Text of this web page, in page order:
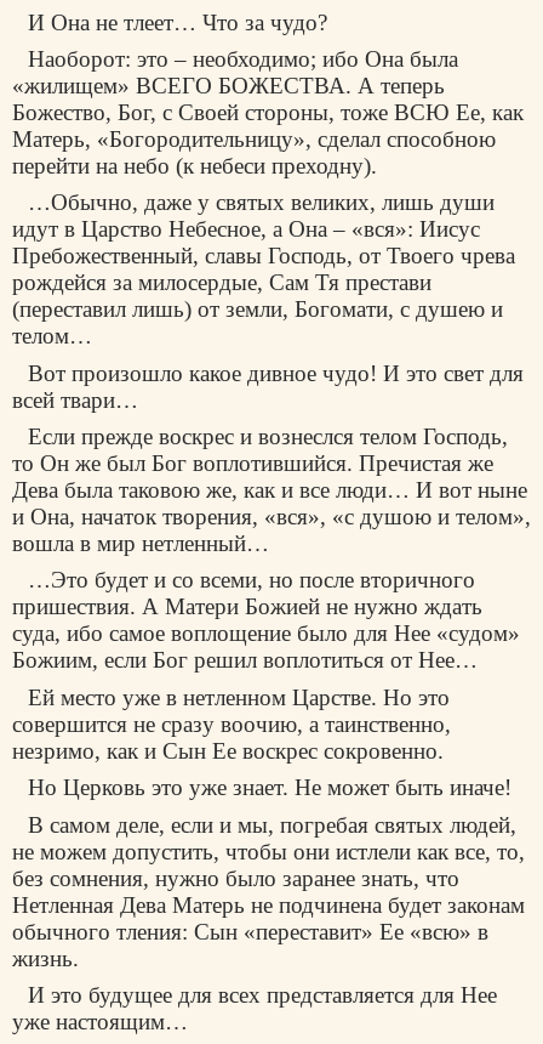
И Она не тлеет… Что за чудо?
Наоборот: это – необходимо; ибо Она была
«жилищем» ВСЕГО БОЖЕСТВА. А теперь
Божество, Бог, с Своей стороны, тоже ВСЮ Ее, как
Матерь, «Богородительницу», сделал способною
перейти на небо (к небеси преходну).
…Обычно, даже у святых великих, лишь души
идут в Царство Небесное, а Она – «вся»: Иисус
Пребожественный, славы Господь, от Твоего чрева
рождейся за милосердые, Сам Тя престави
(переставил лишь) от земли, Богомати, с душею и
телом…
Вот произошло какое дивное чудо! И это свет для
всей твари…
Если прежде воскрес и вознеслся телом Господь,
то Он же был Бог воплотившийся. Пречистая же
Дева была таковою же, как и все люди… И вот ныне
и Она, начаток творения, «вся», «с душою и телом»,
вошла в мир нетленный…
…Это будет и со всеми, но после вторичного
пришествия. А Матери Божией не нужно ждать
суда, ибо самое воплощение было для Нее «судом»
Божиим, если Бог решил воплотиться от Нее…
Ей место уже в нетленном Царстве. Но это
совершится не сразу воочию, а таинственно,
незримо, как и Сын Ее воскрес сокровенно.
Но Церковь это уже знает. Не может быть иначе!
В самом деле, если и мы, погребая святых людей,
не можем допустить, чтобы они истлели как все, то,
без сомнения, нужно было заранее знать, что
Нетленная Дева Матерь не подчинена будет законам
обычного тления: Сын «переставит» Ее «всю» в
жизнь.
И это будущее для всех представляется для Нее
уже настоящим…